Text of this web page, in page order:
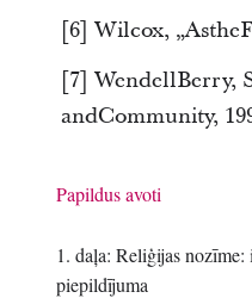
[6] Wilcox,
[7] WendellBerry,
andCommunity,
Papildus avoti
1. daļa: Reliģijas nozīme:
piepildījuma